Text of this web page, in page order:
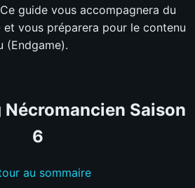
guide vous accompagnera du
et vous préparera pour le contenu
(Endgame).
Saison
6
au sommaire